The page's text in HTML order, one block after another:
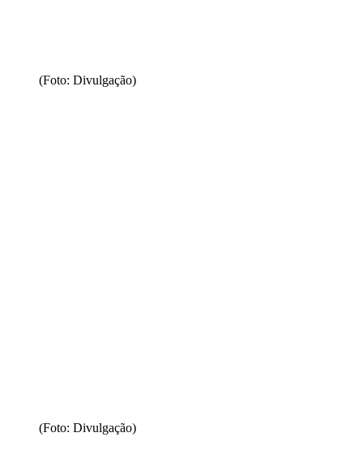
(Foto: Divulgação)
(Foto: Divulgação)